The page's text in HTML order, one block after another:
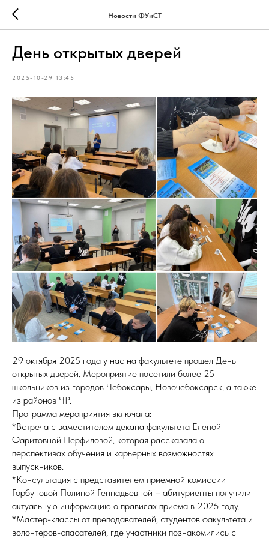
Новости ФУиСТ
День открытых дверей
2025-10-29 13:45
29 октября 2025 года у нас на факультете прошел День
открытых дверей. Мероприятие посетили более 25
школьников из городов Чебоксары, Новочебоксарск, а также
из районов ЧР.
Программа мероприятия включала:
*Встреча с заместителем декана факультета Еленой
Фаритовной Перфиловой, которая рассказала о
перспективах обучения и карьерных возможностях
выпускников.
*Консультация с представителем приемной комиссии
Горбуновой Полиной Геннадьевной – абитуриенты получили
актуальную информацию о правилах приема в 2026 году.
*Мастер-классы от преподавателей, студентов факультета и
волонтеров-спасателей, где участники познакомились с